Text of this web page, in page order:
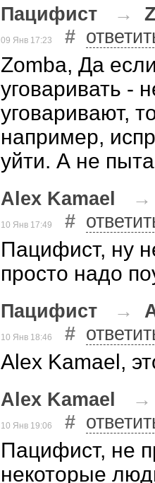
Пацифист →
09 Янв 17:23 #
Zomba, Да
уговаривать -
уговаривают,
например,
уйти. А не
Alex Kamael
10 Янв 17:49 #
Пацифист, ну
просто надо
Пацифист →
10 Янв 18:46 #
Alex Kamael,
Alex Kamael
10 Янв 19:06 #
Пацифист, не
некоторые